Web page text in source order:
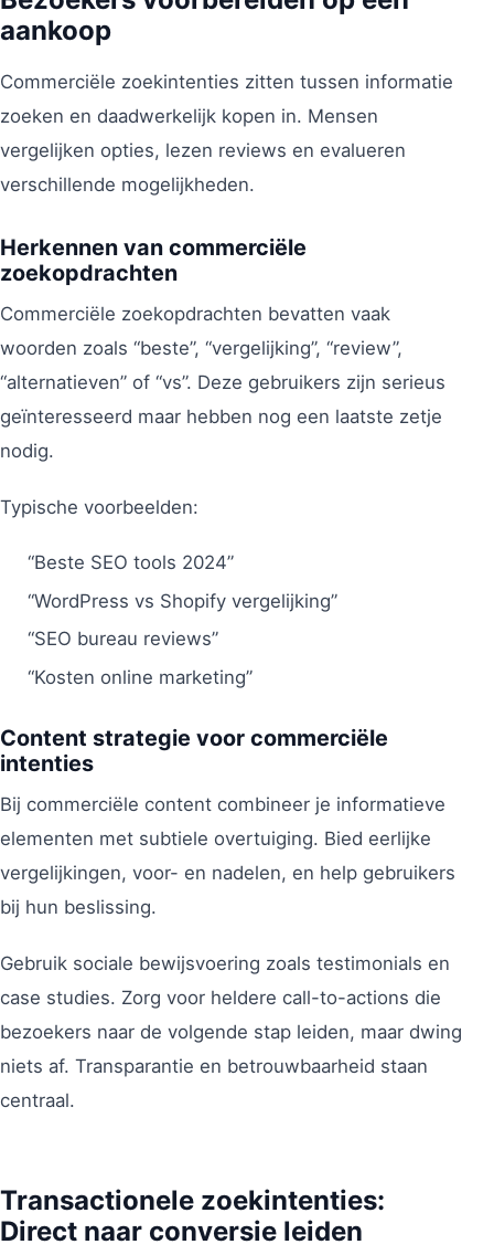
aankoop
Commerciële zoekintenties zitten tussen informatie
zoeken en daadwerkelijk kopen in. Mensen
vergelijken opties, lezen reviews en evalueren
verschillende mogelijkheden.
Herkennen van commerciële
zoekopdrachten
Commerciële zoekopdrachten bevatten vaak
woorden zoals “beste”, “vergelijking”, “review”,
“alternatieven” of “vs”. Deze gebruikers zijn serieus
geïnteresseerd maar hebben nog een laatste zetje
nodig.
Typische voorbeelden:
“Beste SEO tools 2024”
“WordPress vs Shopify vergelijking”
“SEO bureau reviews”
“Kosten online marketing”
Content strategie voor commerciële
intenties
Bij commerciële content combineer je informatieve
elementen met subtiele overtuiging. Bied eerlijke
vergelijkingen, voor- en nadelen, en help gebruikers
bij hun beslissing.
Gebruik sociale bewijsvoering zoals testimonials en
case studies. Zorg voor heldere call-to-actions die
bezoekers naar de volgende stap leiden, maar dwing
niets af. Transparantie en betrouwbaarheid staan
centraal.
Transactionele zoekintenties:
Direct naar conversie leiden